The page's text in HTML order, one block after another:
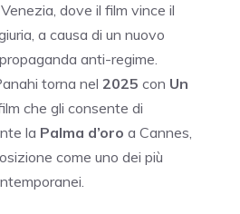
dove il film vince il
a causa di un nuovo
anti-regime.
torna nel 2025 con Un
che gli consente di
la Palma d’oro a Cannes,
come uno dei più